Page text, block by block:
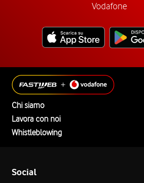
Vodafone
Chi siamo
Lavora con noi
Whistleblowing
Social